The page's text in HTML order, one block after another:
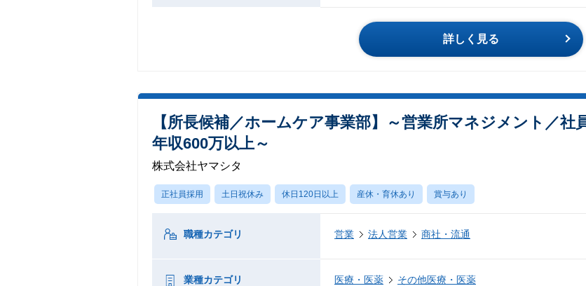
詳しく見る
【所長候補／ホームケア事業部】～営業所マネジメント／社
年収600万以上～
株式会社ヤマシタ
正社員採用 土日祝休み 休日120日以上 産休・育休あり 賞与あり
職種カテゴリ 営業 法人営業 商社・流通
業種カテゴリ 医療・医薬 その他医療・医薬